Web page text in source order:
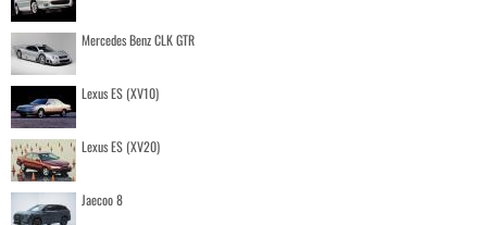
Mercedes Benz CLK GTR
Lexus ES (XV10)
Lexus ES (XV20)
Jaecoo 8